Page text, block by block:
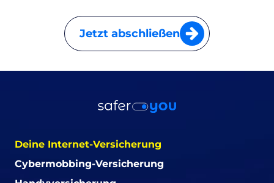
Jetzt abschließen
Deine Internet-Versicherung
Cybermobbing-Versicherung